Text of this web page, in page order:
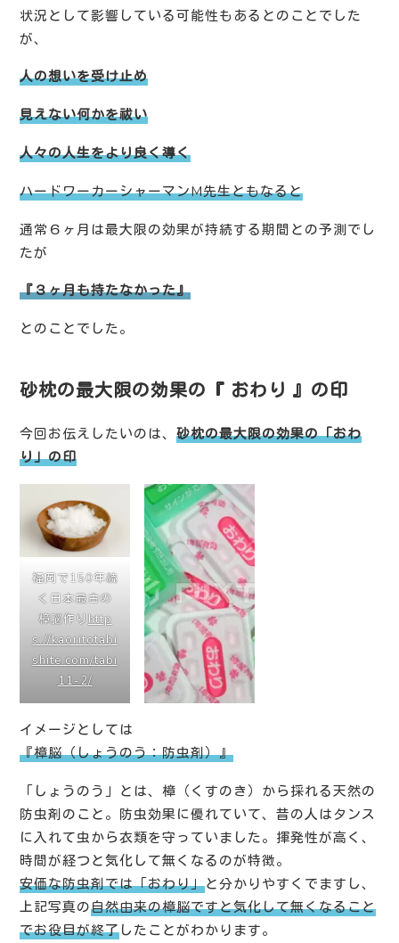
状況として影響している可能性もあるとのことでした
が、
人の想いを受け止め
見えない何かを祓い
人々の人生をより良く導く
ハードワーカーシャーマンM先生ともなると
通常６ヶ月は最大限の効果が持続する期間との予測でし
たが
『３ヶ月も持たなかった』
とのことでした。
砂枕の最大限の効果の『 おわり 』の印
今回お伝えしたいのは、砂枕の最大限の効果の「おわ
り」の印
福岡で150年続
く日本最古の
樟脳作り http
s://kaoritotabi
shite.com/tabi
11-2/
イメージとしては
『樟脳（しょうのう：防虫剤）』
「しょうのう」とは、樟（くすのき）から採れる天然の
防虫剤のこと。防虫効果に優れていて、昔の人はタンス
に入れて虫から衣類を守っていました。揮発性が高く、
時間が経つと気化して無くなるのが特徴。
安価な防虫剤では「おわり」と分かりやすくでますし、
上記写真の自然由来の樟脳ですと気化して無くなること
でお役目が終了したことがわかります。